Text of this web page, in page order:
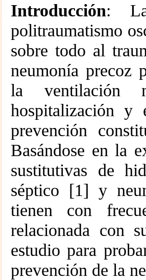
Introducción:
politraumatismo
sobre todo al
neumonía precoz
la ventilación
hospitalización
prevención
Basándose en la
sustitutivas de
séptico [1] y
tienen con
relacionada con
estudio para
prevención de la